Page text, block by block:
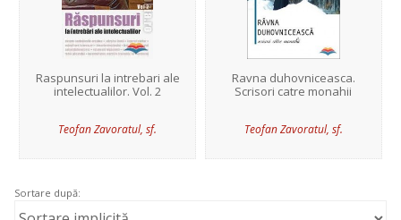
Raspunsuri la intrebari ale
intelectualilor. Vol. 2
Teofan Zavoratul, sf.
Ravna duhovniceasca.
Scrisori catre monahii
Teofan Zavoratul, sf.
Sortare după: